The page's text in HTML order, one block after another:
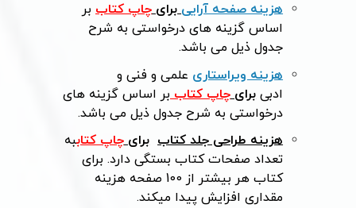
هزینه صفحه آرایی برایچاپ کتاببر
اساس گزینه های درخواستی به شرح
جدول ذیل می باشد.
هزینه ویراستاری علمی و فنی و
ادبیبرایچاپ کتاببر اساس گزینه های
درخواستی به شرح جدول ذیل می باشد.
هزینه طراحی جلد کتاب برایچاپ کتاببه
تعداد صفحات کتاب بستگی دارد. برای
کتاب هر بیشتر از 100 صفحه هزینه
مقداری افزایش پیدا میکند.